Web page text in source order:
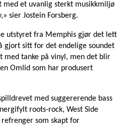
med et uvanlig sterkt musikkmiljø
sier Jostein Forsberg.
utstyret fra Memphis gjør det lett
gjort sitt for det endelige soundet
med tanke på vinyl, men det blir
Omlid som har produsert
med suggererende bass
roots-rock, West Side
som skapt for